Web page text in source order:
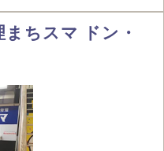
ちスマ ドン・